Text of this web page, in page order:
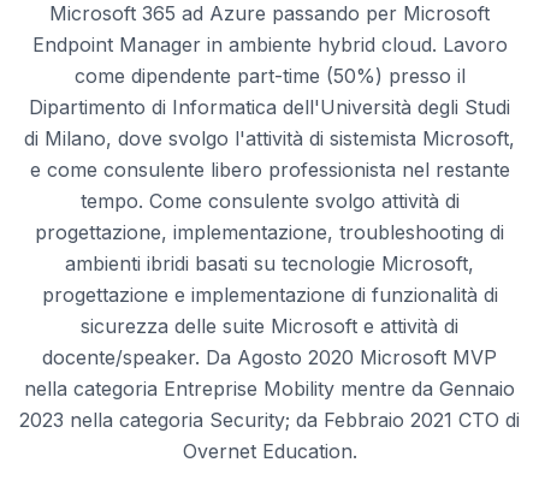
Microsoft 365 ad Azure passando per Microsoft
Endpoint Manager in ambiente hybrid cloud. Lavoro
come dipendente part-time (50%) presso il
Dipartimento di Informatica dell'Università degli Studi
di Milano, dove svolgo l'attività di sistemista Microsoft,
e come consulente libero professionista nel restante
tempo. Come consulente svolgo attività di
progettazione, implementazione, troubleshooting di
ambienti ibridi basati su tecnologie Microsoft,
progettazione e implementazione di funzionalità di
sicurezza delle suite Microsoft e attività di
docente/speaker. Da Agosto 2020 Microsoft MVP
nella categoria Entreprise Mobility mentre da Gennaio
2023 nella categoria Security; da Febbraio 2021 CTO di
Overnet Education.